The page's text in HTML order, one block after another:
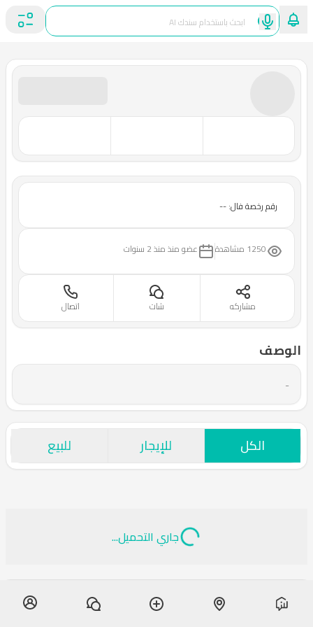
رقم رخصة فال: --
1250 مشاهدة عضو منذمنذ 2 سنوات
اتصال شات مشاركه
الوصف
-
الكل للإيجار للبيع
جاري التحميل...